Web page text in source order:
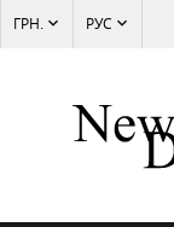
ГРН. РУС